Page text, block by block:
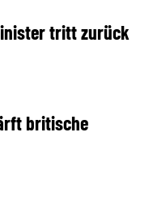
tritt zurück
britische